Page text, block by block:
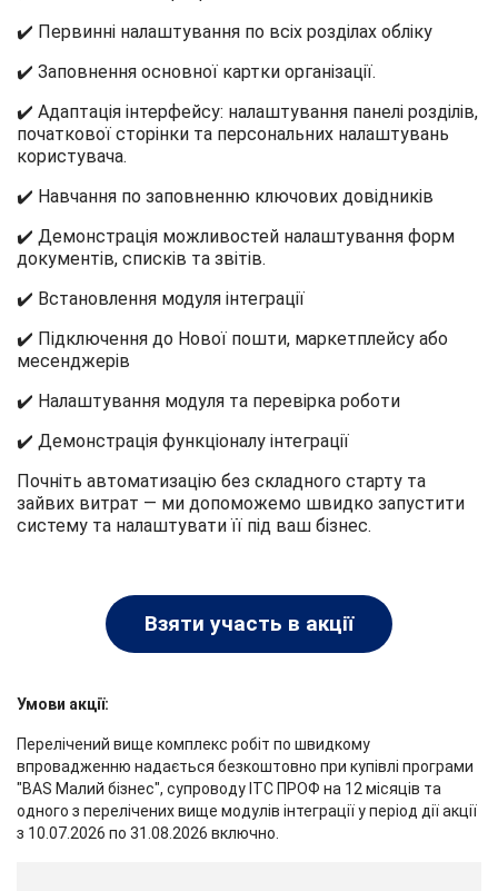
✔️ Первинні налаштування по всіх розділах обліку
✔️ Заповнення основної картки організації.
✔️ Адаптація інтерфейсу: налаштування панелі розділів,
початкової сторінки та персональних налаштувань
користувача.
✔️ Навчання по заповненню ключових довідників
✔️ Демонстрація можливостей налаштування форм
документів, списків та звітів.
✔️ Встановлення модуля інтеграції
✔️ Підключення до Нової пошти, маркетплейсу або
месенджерів
✔️ Налаштування модуля та перевірка роботи
✔️ Демонстрація функціоналу інтеграції
Почніть автоматизацію без складного старту та
зайвих витрат — ми допоможемо швидко запустити
систему та налаштувати її під ваш бізнес.
Взяти участь в акції
Умови акції:
Перелічений вище комплекс робіт по швидкому
впровадженню надається безкоштовно при купівлі програми
"BAS Малий бізнес", супроводу ІТС ПРОФ на 12 місяців та
одного з перелічених вище модулів інтеграції у період дії акції
з 10.07.2026 по 31.08.2026 включно.